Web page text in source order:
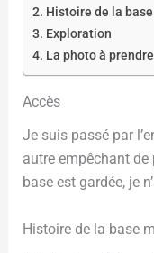
Histoire de la
Exploration
La photo à
Accès
Je suis passé par
autre empêchant de
base est gardée, je
Histoire de la base